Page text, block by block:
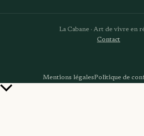
La Cabane · Art de vivre en
Contact
Mentions légalesPolitique de